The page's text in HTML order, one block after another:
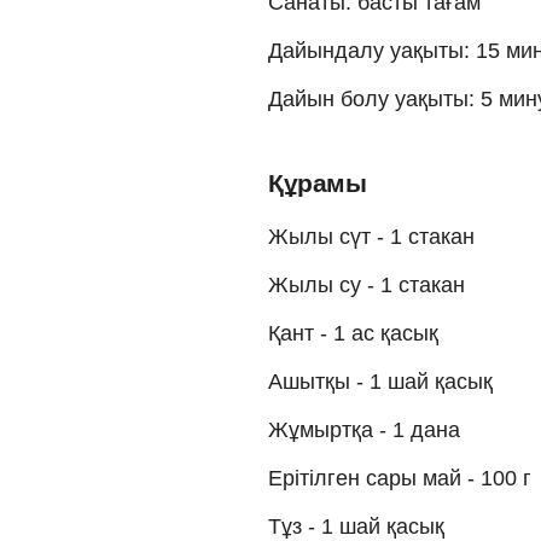
Дайындалу уақыты: 15
Дайын болу уақыты: 5
Құрамы
Жылы сүт - 1 стакан
Жылы су - 1 стакан
Қант - 1 ас қасық
Ашытқы - 1 шай қасық
Жұмыртқа - 1 дана
Ерітілген сары май - 100 г
Тұз - 1 шай қасық